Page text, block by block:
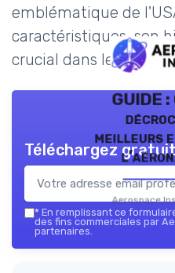
emblématique de
caractéristiques, son
crucial dans les
GUIDE :
meilleurs
Aerospace
Téléchargez
* En remplissant ce
des fins commerciales par
partenaires.